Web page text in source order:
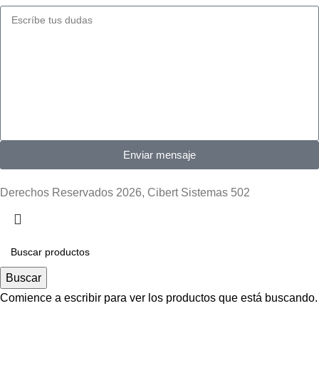
Enviar mensaje
Derechos Reservados 2026, Cibert Sistemas 502
Buscar
Comience a escribir para ver los productos que está buscando.